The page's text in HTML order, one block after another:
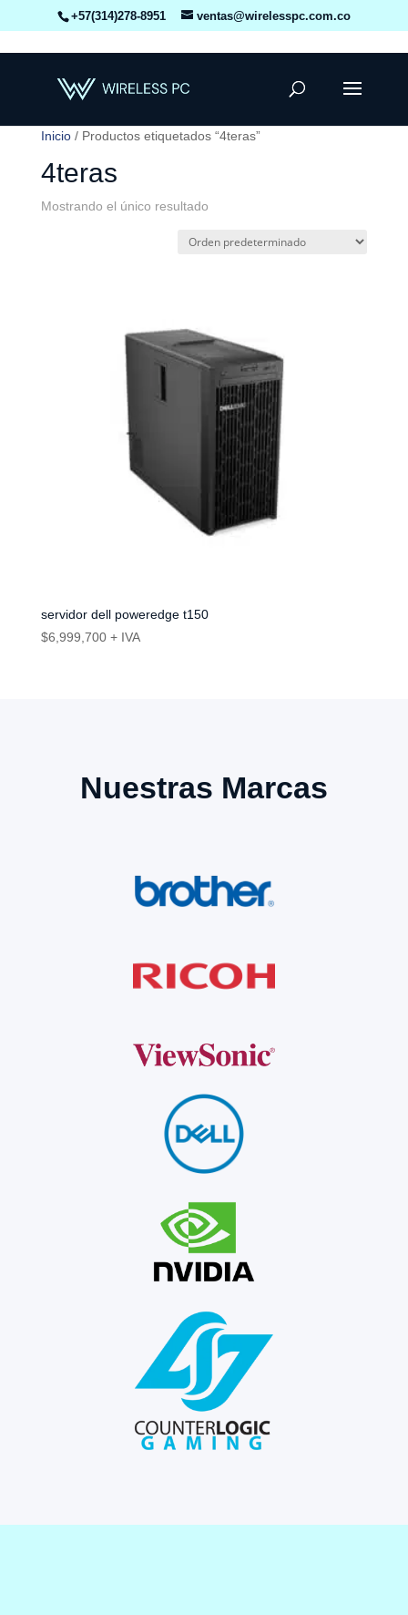
+57(314)278-8951 ventas@wirelesspc.com.co
Inicio/ Productos etiquetados “4teras”
4teras
Mostrando el único resultado
servidor dell poweredge t150
$6,999,700 + IVA
Nuestras Marcas